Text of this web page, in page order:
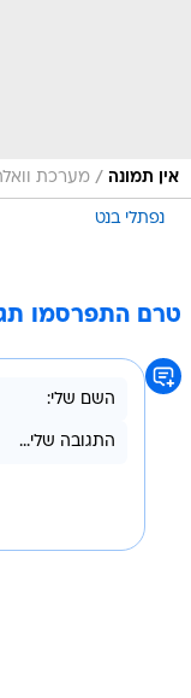
אין תמונה / מערכת
נפתלי בנט
טרם התפרסמו